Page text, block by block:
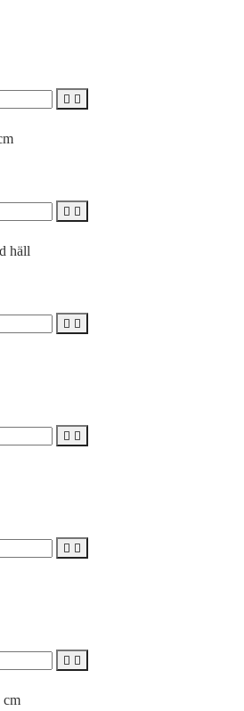
 
 
 
 
 
 